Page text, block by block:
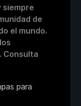
siempre
de
el mundo.
Consulta
para